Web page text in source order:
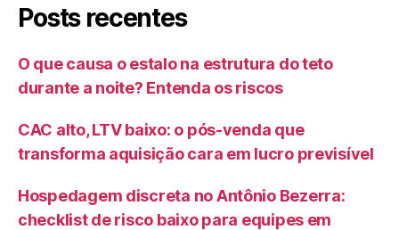
Posts recentes
O que causa o estalo na estrutura do teto
durante a noite? Entenda os riscos
CAC alto, LTV baixo: o pós-venda que
transforma aquisição cara em lucro previsível
Hospedagem discreta no Antônio Bezerra:
checklist de risco baixo para equipes em